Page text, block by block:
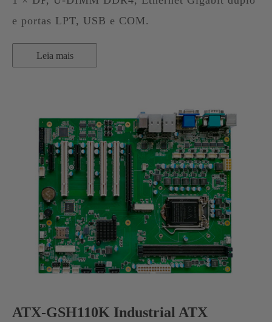
e portas LPT, USB e COM.
Leia mais
ATX-GSH110K Industrial ATX